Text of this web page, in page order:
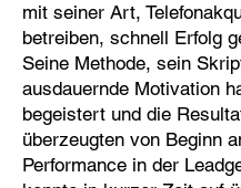
mit seiner Art,
betreiben, schnell Erfolg
Seine Methode, sein
ausdauernde Motivation
begeistert und die
überzeugten von Beginn
Performance in der